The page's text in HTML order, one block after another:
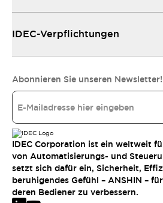
IDEC-Verpflichtungen
Abonnieren Sie unseren Newsletter!
IDEC Corporation ist ein weltweit
von Automatisierungs- und
setzt sich dafür ein, Sicherheit,
beruhigendes Gefühl – ANSHIN –
deren Bediener zu verbessern.